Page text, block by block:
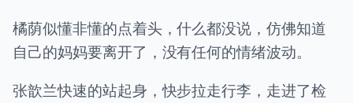
橘荫似懂非懂的点着头，什么都没说，仿佛知道
自己的妈妈要离开了，没有任何的情绪波动。
张歆兰快速的站起身，快步拉走行李，走进了检